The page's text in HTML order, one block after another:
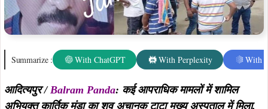
उसे मृत घोषित कर दिया. घटना की जानकारी मिलते ही परिजन
टीएमएच अस्पताल पहुँची जहां परिजन शव को देखते ही हंगामा शुरू कर